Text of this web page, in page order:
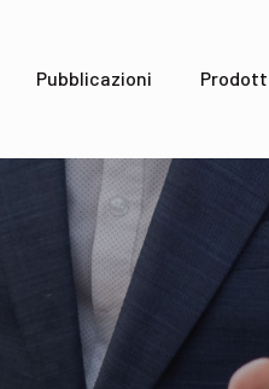
Pubblicazioni